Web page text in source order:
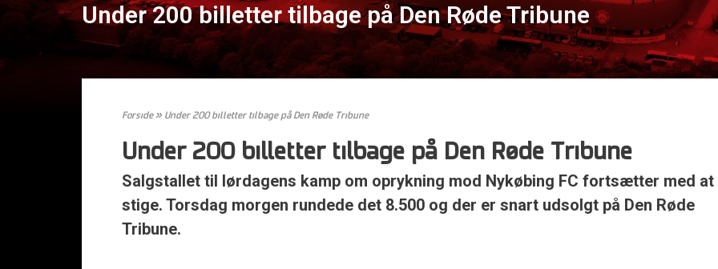
Under 200 billetter tilbage på Den Røde Tribune
Forside» Under 200 billetter tilbage på Den Røde Tribune
Under 200 billetter tilbage på Den Røde Tribune
Salgstallet til lørdagens kamp om oprykning mod Nykøbing FC fortsætter med at
stige. Torsdag morgen rundede det 8.500 og der er snart udsolgt på Den Røde
Tribune.